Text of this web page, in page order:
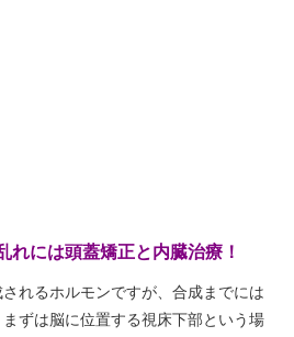
れには頭蓋矯正と内臓治療！
れるホルモンですが、合成までには
ずは脳に位置する視床下部という場